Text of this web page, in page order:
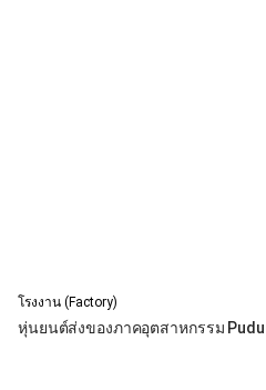
โรงงาน (Factory)
หุ่นยนต์ส่งของภาคอุตสาหกรรม